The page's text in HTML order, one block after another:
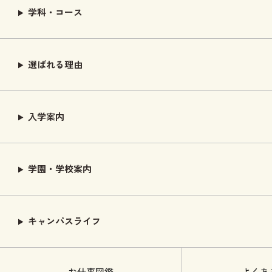
学科・コース
選ばれる理由
入学案内
学園・学校案内
キャンパスライフ